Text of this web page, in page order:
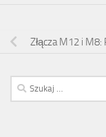
Złącza M12 i
Szukaj: